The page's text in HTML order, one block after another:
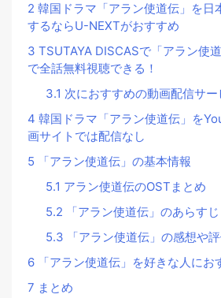
2 韓国ドラマ「アラン使道伝」を日
するならU-NEXTがおすすめ
3 TSUTAYA DISCASで「アラン使
で全話無料視聴できる！
3.1 次におすすめの動画配信サー
4 韓国ドラマ「アラン使道伝」を
画サイトでは配信なし
5 「アラン使道伝」の基本情報
5.1 アラン使道伝のOSTまとめ
5.2 「アラン使道伝」のあらす
5.3 「アラン使道伝」の感想や
6 「アラン使道伝」を好きな人にお
7 まとめ